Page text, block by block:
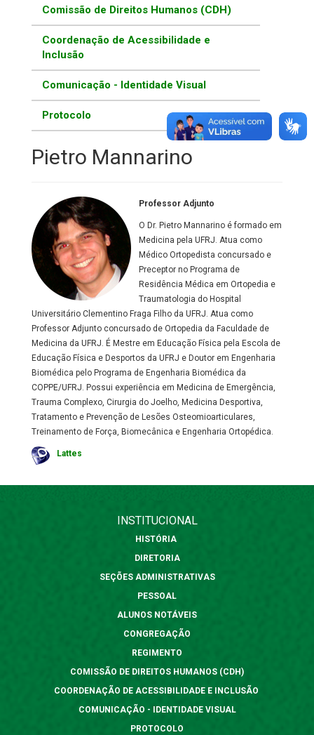
Comissão de Direitos Humanos (CDH)
Coordenação de Acessibilidade e
Inclusão
Comunicação - Identidade Visual
Protocolo
Pietro Mannarino
Professor Adjunto
O Dr. Pietro Mannarino é formado em
Medicina pela UFRJ. Atua como
Médico Ortopedista concursado e
Preceptor no Programa de
Residência Médica em Ortopedia e
Traumatologia do Hospital
Universitário Clementino Fraga Filho da UFRJ. Atua como
Professor Adjunto concursado de Ortopedia da Faculdade de
Medicina da UFRJ. É Mestre em Educação Física pela Escola de
Educação Física e Desportos da UFRJ e Doutor em Engenharia
Biomédica pelo Programa de Engenharia Biomédica da
COPPE/UFRJ. Possui experiência em Medicina de Emergência,
Trauma Complexo, Cirurgia do Joelho, Medicina Desportiva,
Tratamento e Prevenção de Lesões Osteomioarticulares,
Treinamento de Força, Biomecânica e Engenharia Ortopédica.
Lattes
INSTITUCIONAL
HISTÓRIA
DIRETORIA
SEÇÕES ADMINISTRATIVAS
PESSOAL
ALUNOS NOTÁVEIS
CONGREGAÇÃO
REGIMENTO
COMISSÃO DE DIREITOS HUMANOS (CDH)
COORDENAÇÃO DE ACESSIBILIDADE E INCLUSÃO
COMUNICAÇÃO - IDENTIDADE VISUAL
PROTOCOLO